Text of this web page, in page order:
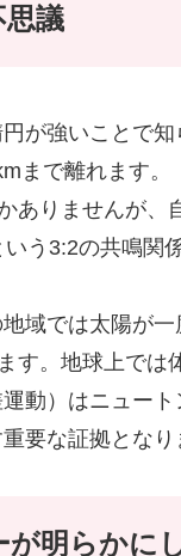
議
が強いことで
まで離れます。
ありませんが
う3:2の共鳴関
域では太陽が
す。地球上では
動）はニュー
要な証拠となり
明らかに